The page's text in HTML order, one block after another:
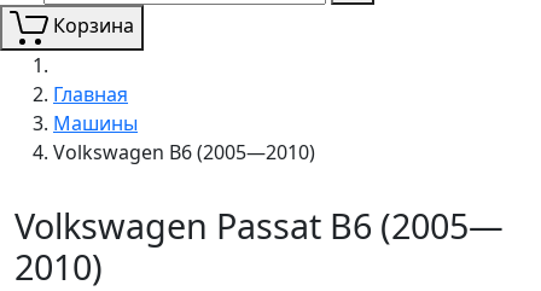
Корзина
Главная
Машины
Volkswagen B6 (2005—2010)
Volkswagen Passat B6 (2005—
2010)